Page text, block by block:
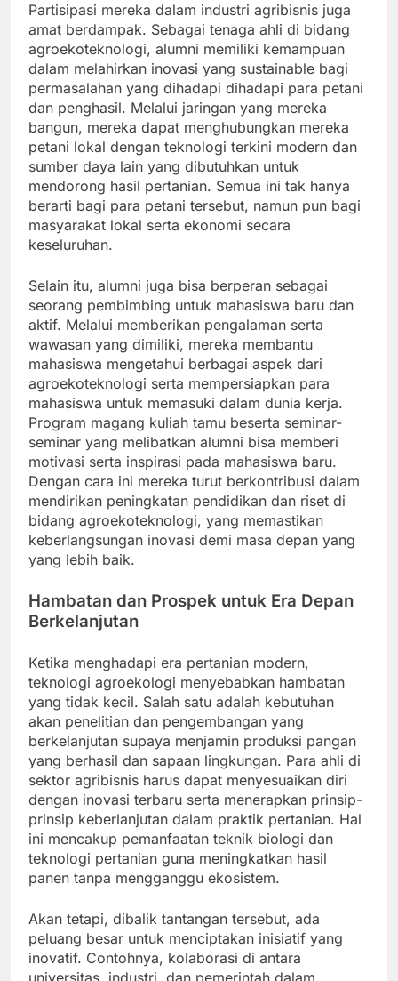
Partisipasi mereka dalam industri agribisnis juga
amat berdampak. Sebagai tenaga ahli di bidang
agroekoteknologi, alumni memiliki kemampuan
dalam melahirkan inovasi yang sustainable bagi
permasalahan yang dihadapi dihadapi para petani
dan penghasil. Melalui jaringan yang mereka
bangun, mereka dapat menghubungkan mereka
petani lokal dengan teknologi terkini modern dan
sumber daya lain yang dibutuhkan untuk
mendorong hasil pertanian. Semua ini tak hanya
berarti bagi para petani tersebut, namun pun bagi
masyarakat lokal serta ekonomi secara
keseluruhan.
Selain itu, alumni juga bisa berperan sebagai
seorang pembimbing untuk mahasiswa baru dan
aktif. Melalui memberikan pengalaman serta
wawasan yang dimiliki, mereka membantu
mahasiswa mengetahui berbagai aspek dari
agroekoteknologi serta mempersiapkan para
mahasiswa untuk memasuki dalam dunia kerja.
Program magang kuliah tamu beserta seminar-
seminar yang melibatkan alumni bisa memberi
motivasi serta inspirasi pada mahasiswa baru.
Dengan cara ini mereka turut berkontribusi dalam
mendirikan peningkatan pendidikan dan riset di
bidang agroekoteknologi, yang memastikan
keberlangsungan inovasi demi masa depan yang
yang lebih baik.
Hambatan dan Prospek untuk Era Depan
Berkelanjutan
Ketika menghadapi era pertanian modern,
teknologi agroekologi menyebabkan hambatan
yang tidak kecil. Salah satu adalah kebutuhan
akan penelitian dan pengembangan yang
berkelanjutan supaya menjamin produksi pangan
yang berhasil dan sapaan lingkungan. Para ahli di
sektor agribisnis harus dapat menyesuaikan diri
dengan inovasi terbaru serta menerapkan prinsip-
prinsip keberlanjutan dalam praktik pertanian. Hal
ini mencakup pemanfaatan teknik biologi dan
teknologi pertanian guna meningkatkan hasil
panen tanpa mengganggu ekosistem.
Akan tetapi, dibalik tantangan tersebut, ada
peluang besar untuk menciptakan inisiatif yang
inovatif. Contohnya, kolaborasi di antara